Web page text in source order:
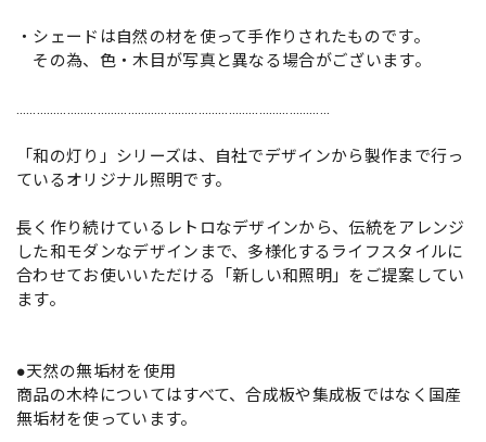
・シェードは自然の材を使って手作りされたものです。
その為、色・木目が写真と異なる場合がございます。
…………………………………………………………………………………
「和の灯り」シリーズは、自社でデザインから製作まで行っ
ているオリジナル照明です。
長く作り続けているレトロなデザインから、伝統をアレンジ
した和モダンなデザインまで、多様化するライフスタイルに
合わせてお使いいただける「新しい和照明」をご提案してい
ます。
●天然の無垢材を使用
商品の木枠についてはすべて、合成板や集成板ではなく国産
無垢材を使っています。